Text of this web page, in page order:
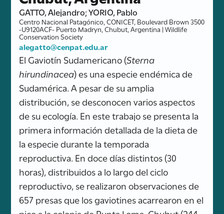
GATTO, Alejandro; YORIO, Pablo
Centro Nacional Patagónico, CONICET, Boulevard Brown 3500
-U9120ACF- Puerto Madryn, Chubut, Argentina | Wildlife
Conservation Society
alegatto@cenpat.edu.ar
El Gaviotín Sudamericano (Sterna
hirundinacea) es una especie endémica de
Sudamérica. A pesar de su amplia
distribución, se desconocen varios aspectos
de su ecología. En este trabajo se presenta la
primera información detallada de la dieta de
la especie durante la temporada
reproductiva. En doce días distintos (30
horas), distribuidos a lo largo del ciclo
reproductivo, se realizaron observaciones de
657 presas que los gaviotines acarrearon en el